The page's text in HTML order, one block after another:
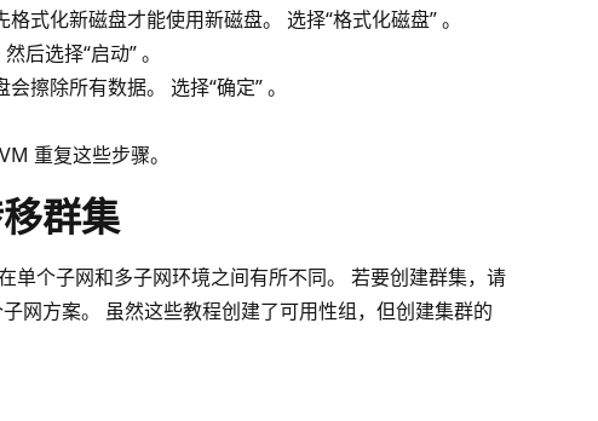
式化新磁盘才能使用新磁盘。 选择“格式化磁盘” 。
后选择“启动” 。
擦除所有数据。 选择“确定” 。
重复这些步骤。
群集
个子网和多子网环境之间有所不同。 若要创建群集，请
网方案。 虽然这些教程创建了可用性组，但创建集群的